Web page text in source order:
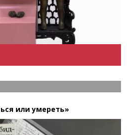
или умереть»